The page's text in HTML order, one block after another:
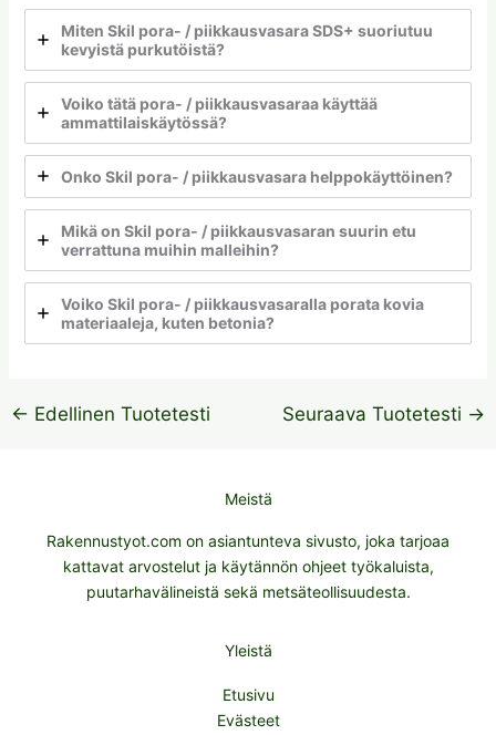
Miten Skil pora- / piikkausvasara SDS+ suoriutuu
kevyistä purkutöistä?
Voiko tätä pora- / piikkausvasaraa käyttää
ammattilaiskäytössä?
Onko Skil pora- / piikkausvasara helppokäyttöinen?
Mikä on Skil pora- / piikkausvasaran suurin etu
verrattuna muihin malleihin?
Voiko Skil pora- / piikkausvasaralla porata kovia
materiaaleja, kuten betonia?
← Edellinen Tuotetesti Seuraava Tuotetesti →
Meistä
Rakennustyot.com on asiantunteva sivusto, joka tarjoaa
kattavat arvostelut ja käytännön ohjeet työkaluista,
puutarhavälineistä sekä metsäteollisuudesta.
Yleistä
Etusivu
Evästeet